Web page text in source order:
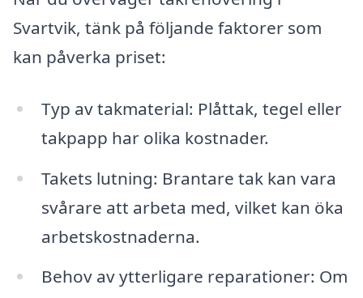
Svartvik, tänk på följande faktorer som
kan påverka priset:
Typ av takmaterial: Plåttak, tegel eller
takpapp har olika kostnader.
Takets lutning: Brantare tak kan vara
svårare att arbeta med, vilket kan öka
arbetskostnaderna.
Behov av ytterligare reparationer: Om